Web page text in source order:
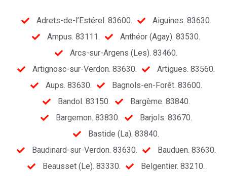
Adrets-de-l’Estérel. 83600.
Aiguines. 83630.
Ampus. 83111.
Anthéor (Agay). 83530.
Arcs-sur-Argens (Les). 83460.
Artignosc-sur-Verdon. 83630.
Artigues. 83560.
Aups. 83630.
Bagnols-en-Forêt. 83600.
Bandol. 83150.
Bargème. 83840.
Bargemon. 83830.
Barjols. 83670.
Bastide (La). 83840.
Baudinard-sur-Verdon. 83630.
Bauduen. 83630.
Beausset (Le). 83330.
Belgentier. 83210.